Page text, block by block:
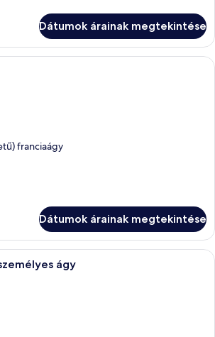
Dátumok árainak megtekintése
Egy modern szállodai szoba,
franciaágy
Dátumok árainak megtekintése
Egy szállodai szoba, amelyben
ágy